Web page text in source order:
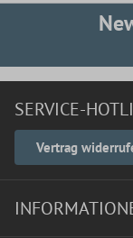
SERVICE-
Vertrag